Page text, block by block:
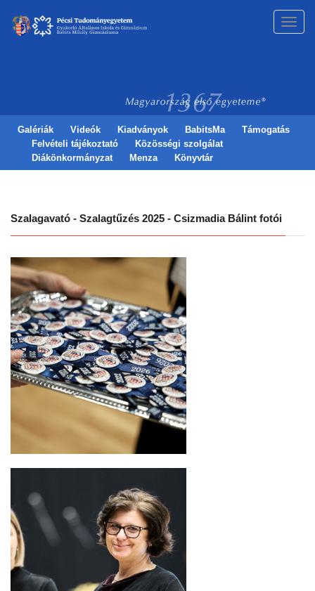
Galériák Videók Kiadványok BabitsMa
Támogatás
Felvételi tájékoztató
Közösségi szolgálat
Diákönkormányzat
Menza Könyvtár
Szalagavató - Szalagtűzés 2025 - Csizmadia Bálint fotói